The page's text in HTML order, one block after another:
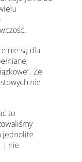
nie są dla
Ze
nie
to
jednolite
| nie